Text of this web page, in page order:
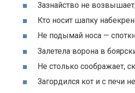
Зазнайство не
Кто носит шапку
Не подымай носа —
Залетела ворона в
Не столько соображает,
Загордился кот и с печи